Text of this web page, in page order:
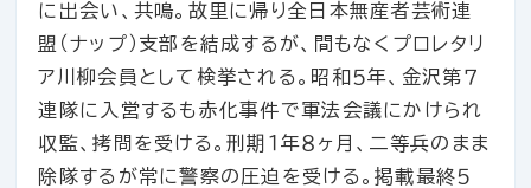
に出会い、共鳴。故里に帰り全日本無産者芸術連
盟（ナップ）支部を結成するが、間もなくプロレタリ
ア川柳会員として検挙される。昭和５年、金沢第７
連隊に入営するも赤化事件で軍法会議にかけられ
収監、拷問を受ける。刑期１年８ヶ月、二等兵のまま
除隊するが常に警察の圧迫を受ける。掲載最終５